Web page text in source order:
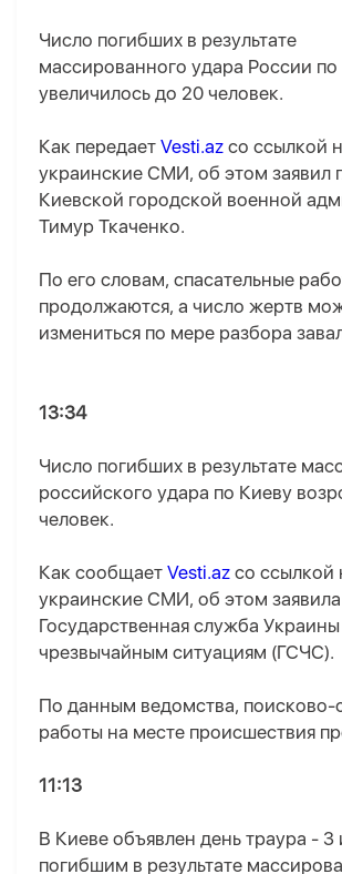
Число погибших в результате
массированного удара России
увеличилось до 20 человек.
Как передает Vesti.az со ссылкой
украинские СМИ, об этом заявил
Киевской городской военной
Тимур Ткаченко.
По его словам, спасательные
продолжаются, а число жертв
измениться по мере разбора
13:34
Число погибших в результате
российского удара по Киеву
человек.
Как сообщает Vesti.az со ссылкой
украинские СМИ, об этом заявила
Государственная служба
чрезвычайным ситуациям (ГСЧС).
По данным ведомства, поисково-
работы на месте происшествия
11:13
В Киеве объявлен день траура - 3
погибшим в результате